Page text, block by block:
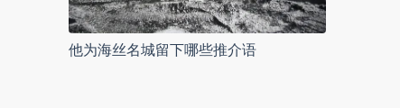
他为海丝名城留下哪些推介语